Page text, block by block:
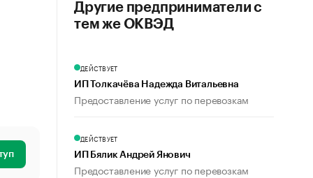
Другие предприниматели с
тем же ОКВЭД
ДЕЙСТВУЕТ
ИП Толкачёва Надежда Витальевна
Предоставление услуг по перевозкам
ДЕЙСТВУЕТ
ИП Бялик Андрей Янович
Предоставление услуг по перевозкам